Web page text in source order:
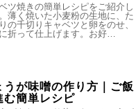
ツ焼きの簡単レシピをご紹介し
薄く焼いた小麦粉の生地に、た
の千切りキャベツと卵をのせ、
折って仕上げます。お好…
うが味噌の作り方｜ご飯
む簡単レシピ